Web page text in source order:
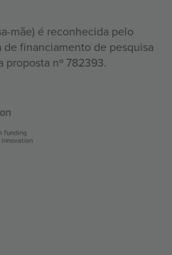
mãe) é reconhecida pelo
financiamento de pesquisa
proposta nº 782393.